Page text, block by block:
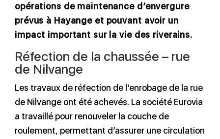
opérations de maintenance d’envergure
prévus à Hayange et pouvant avoir un
impact important sur la vie des riverains.
Réfection de la chaussée – rue
de Nilvange
Les travaux de réfection de l’enrobage de la rue
de Nilvange ont été achevés. La société Eurovia
a travaillé pour renouveler la couche de
roulement, permettant d’assurer une circulation